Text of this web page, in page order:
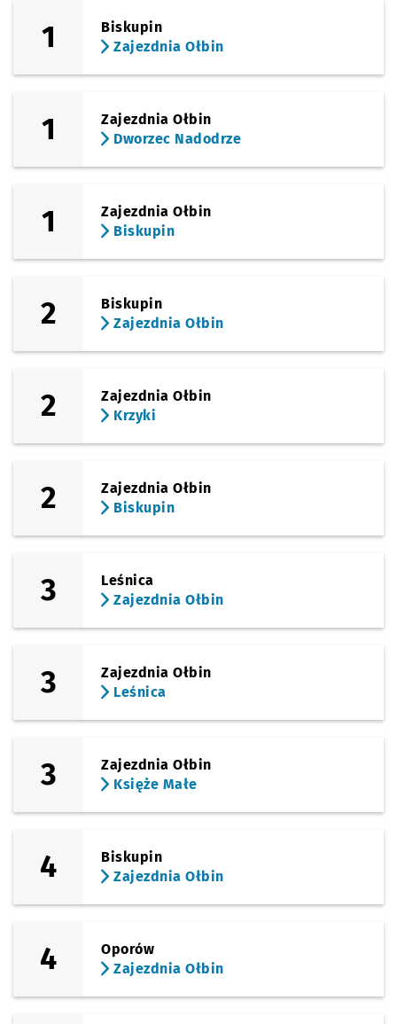
1
Biskupin
Zajezdnia Ołbin
1
Zajezdnia Ołbin
Dworzec Nadodrze
1
Zajezdnia Ołbin
Biskupin
2
Biskupin
Zajezdnia Ołbin
2
Zajezdnia Ołbin
Krzyki
2
Zajezdnia Ołbin
Biskupin
3
Leśnica
Zajezdnia Ołbin
3
Zajezdnia Ołbin
Leśnica
3
Zajezdnia Ołbin
Księże Małe
4
Biskupin
Zajezdnia Ołbin
4
Oporów
Zajezdnia Ołbin